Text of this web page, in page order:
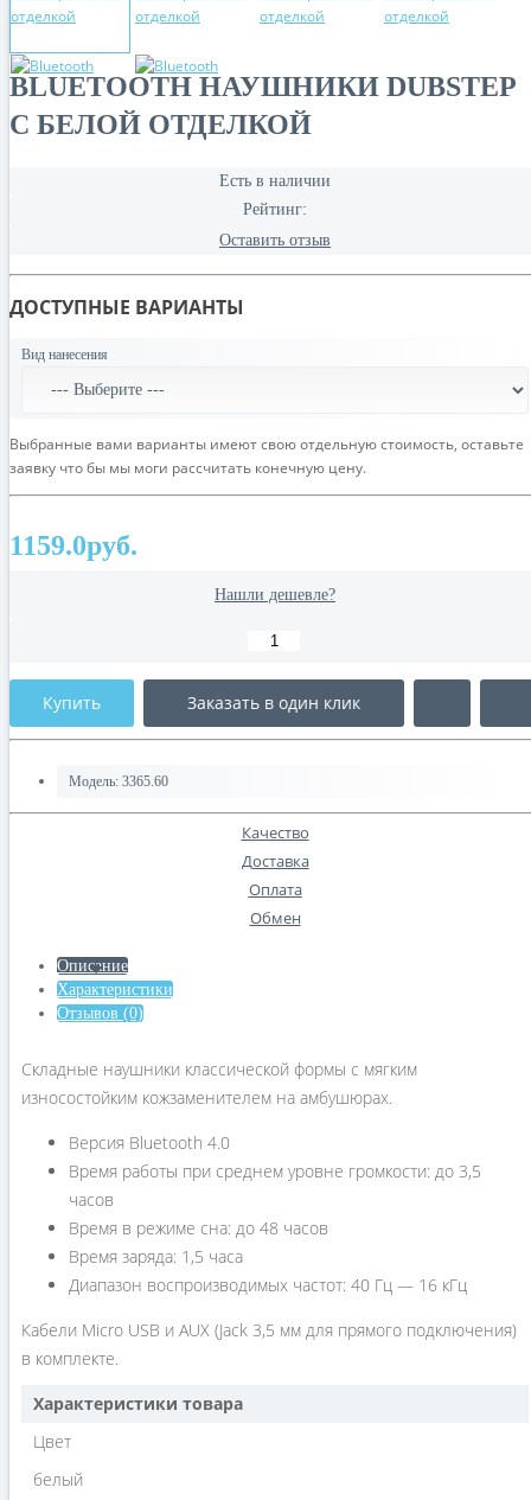
BLUETOOTH НАУШНИКИ DUBSTEP
С БЕЛОЙ ОТДЕЛКОЙ
Есть в наличии
Рейтинг:
Оставить отзыв
ДОСТУПНЫЕ ВАРИАНТЫ
Вид нанесения
Выбранные вами варианты имеют свою отдельную стоимость, оставьте
заявку что бы мы моги рассчитать конечную цену.
1159.0руб.
Нашли дешевле?
Купить Заказать в один клик
Модель: 3365.60
Качество
Доставка
Оплата
Обмен
Описание
Характеристики
Отзывов (0)
Складные наушники классической формы с мягким
износостойким кожзаменителем на амбушюрах.
Версия Bluetooth 4.0
Время работы при среднем уровне громкости: до 3,5
часов
Время в режиме сна: до 48 часов
Время заряда: 1,5 часа
Диапазон воспроизводимых частот: 40 Гц — 16 кГц
Кабели Micro USB и AUX (Jack 3,5 мм для прямого подключения)
в комплекте.
Характеристики товара
Цвет
белый